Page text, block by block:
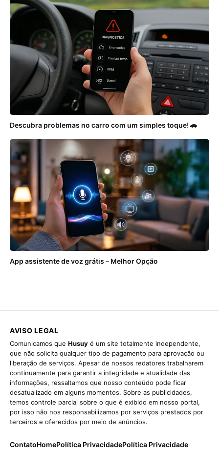
Descubra problemas no carro com um simples toque! 🚗
App assistente de voz grátis – Melhor Opção
AVISO LEGAL
Comunicamos que Husuy é um site totalmente independente,
que não solicita qualquer tipo de pagamento para aprovação ou
liberação de serviços. Apesar de nossos redatores trabalharem
continuamente para garantir a integridade e atualidade das
informações, ressaltamos que nosso conteúdo pode ficar
desatualizado em alguns momentos. Sobre as publicidades,
temos controle parcial sobre o que é exibido em nosso portal,
por isso não nos responsabilizamos por serviços prestados por
terceiros e oferecidos por meio de anúncios.
ContatoHomePolítica PrivacidadePolítica Privacidade